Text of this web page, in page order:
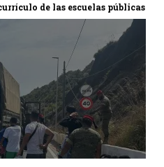
de las escuelas públicas